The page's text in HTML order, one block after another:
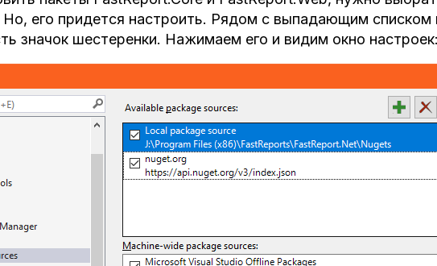
Но, его придется настроить. Рядом с выпадающим списком
значок шестеренки. Нажимаем его и видим окно настроек: